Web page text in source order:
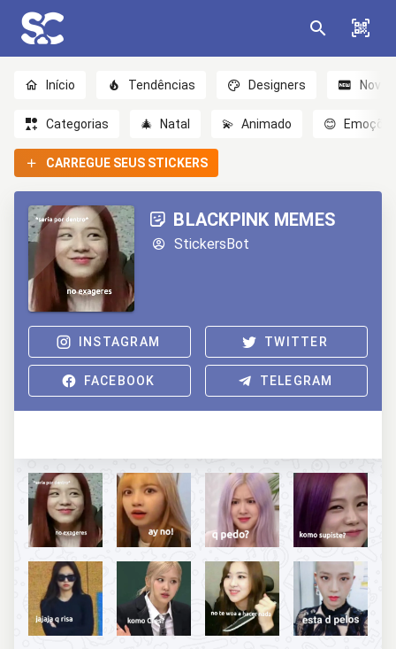
Início Tendências Designers Novo
Categorias 🎄 Natal 💫 Animado 😊
CARREGUE SEUS STICKERS
BLACKPINK MEMES
StickersBot
INSTAGRAM TWITTER
FACEBOOK TELEGRAM